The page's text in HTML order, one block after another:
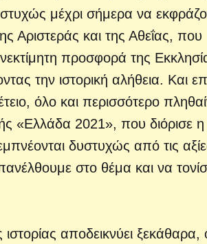
μέχρι σήμερα να
Αριστεράς και της Αθεΐας, που
προσφορά της
την ιστορική αλήθεια. Και
όλο και περισσότερο
«Ελλάδα 2021», που διόρισε η
δυστυχώς από τις
στο θέμα και να
ιστορίας αποδεικνύει ξεκάθαρα,